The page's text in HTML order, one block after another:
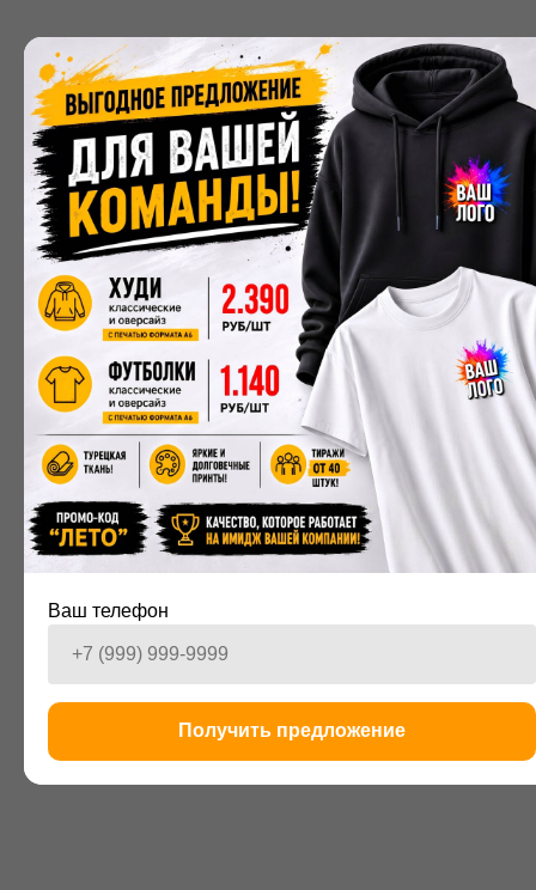
Ваш телефон
Получить предложение
ВШЭ
Пошив бомберов для Высшей Школы Экономики
WOW3.0
бренда
На связи 24/7
+7(495)230-28-25
Заказать звонок
info@merchone.ru
ул. Рогожский
Посёлок, 3
(пн-пт с 11 до 20)